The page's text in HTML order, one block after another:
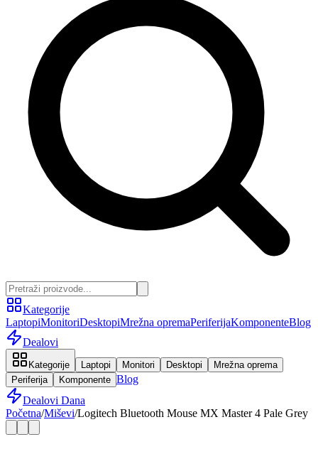
Kategorije
LaptopiMonitoriDesktopiMrežna opremaPeriferijaKomponenteBlog
Dealovi
Kategorije Laptopi Monitori Desktopi
Mrežna oprema
Periferija
Komponente Blog
Dealovi Dana
Početna/Miševi/Logitech Bluetooth Mouse MX Master 4 Pale Grey